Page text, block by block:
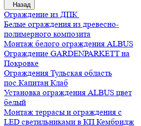
Назад
Ограждение из ДПК
Белые ограждения из древесно-
полимерного композита
Монтаж белого ограждения ALBUS
Ограждение GARDENPARKETT на
Покровке
Ограждения Тульская область
пос.Капитан Клаб
Установка ограждения ALBUS цвет
белый
Монтаж террасы и ограждения с
LED светильниками в КП Кембридж